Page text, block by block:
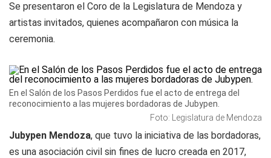
Se presentaron el Coro de la Legislatura de Mendoza y
artistas invitados, quienes acompañaron con música la
ceremonia.
En el Salón de los Pasos Perdidos fue el acto de entrega del
reconocimiento a las mujeres bordadoras de Jubypen.
Foto: Legislatura de Mendoza
Jubypen Mendoza, que tuvo la iniciativa de las bordadoras,
es una asociación civil sin fines de lucro creada en 2017,